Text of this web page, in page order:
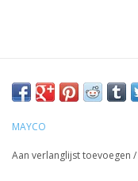
MAYCO
Aan verlanglijst toevoegen /